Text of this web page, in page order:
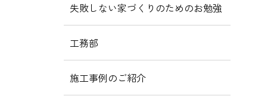
失敗しない家づくりのためのお勉強
工務部
施工事例のご紹介